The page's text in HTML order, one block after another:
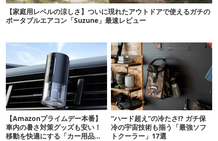
【家庭用レベルの涼しさ】ついに現れたアウトドアで使えるガチの
ポータブルエアコン「Suzune」最速レビュー
【Amazonプライムデー本番】
車内の暑さ対策グッズも安い！
移動を快適にする「カー用品」
“ハード超え”の冷たさ!? ガチ保
冷の宇宙技術も揃う「最強ソフ
トクーラー」17選